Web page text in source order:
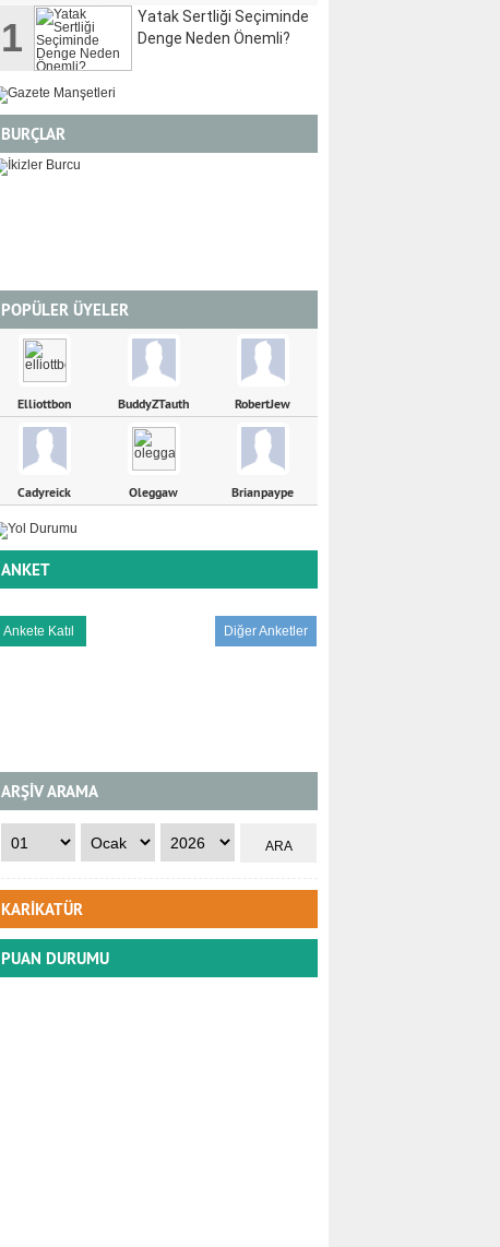
1
Yatak Sertliği Seçiminde
Denge Neden Önemli?
BURÇLAR
POPÜLER ÜYELER
Elliottbon BuddyZTauth RobertJew
Cadyreick Oleggaw Brianpaype
ANKET
Diğer Anketler
ARŞİV ARAMA
KARİKATÜR
PUAN DURUMU